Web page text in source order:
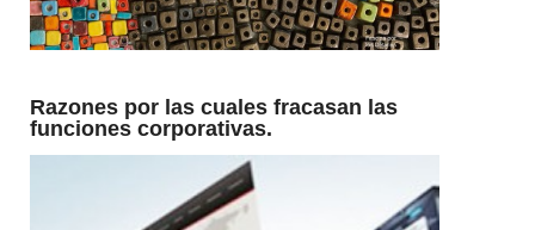
Razones por las cuales fracasan las
funciones corporativas.